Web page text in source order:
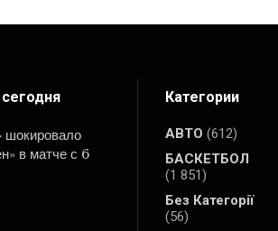
шокировало
в матче с 6
Категории
АВТО (612)
БАСКЕТБОЛ
(1 851)
Без Категорії
(56)